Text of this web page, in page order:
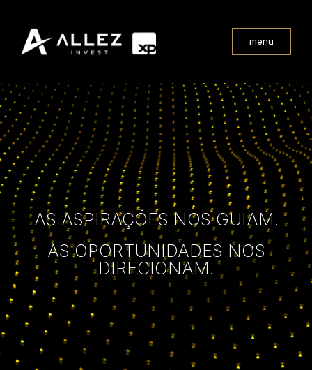
menu
AS ASPIRAÇÕES NOS GUIAM.
AS OPORTUNIDADES NOS
DIRECIONAM.